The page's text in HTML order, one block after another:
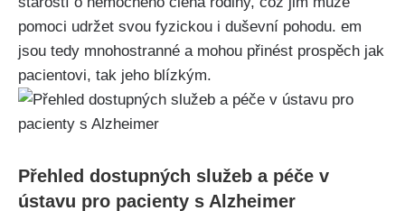
pomoci udržet svou fyzickou i duševní pohodu. em
jsou tedy mnohostranné a mohou přinést prospěch jak
pacientovi, tak jeho blízkým.
Přehled dostupných služeb a péče v
ústavu pro pacienty s Alzheimer